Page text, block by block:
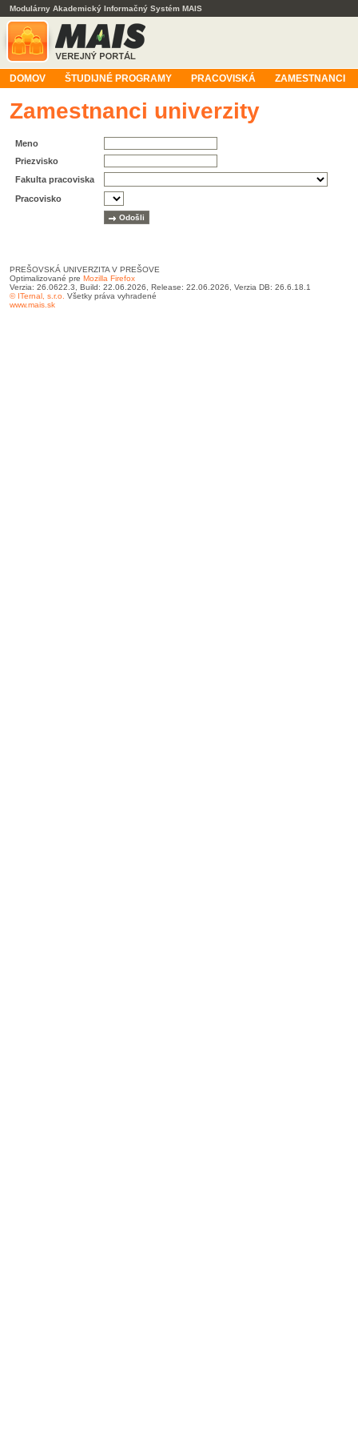
Modulárny Akademický Informačný Systém MAIS
DOMOV ŠTUDIJNÉ PROGRAMY PRACOVISKÁ ZAMESTNANCI
Zamestnanci univerzity
Meno
Priezvisko
Fakulta pracoviska
Pracovisko
PREŠOVSKÁ UNIVERZITA V PREŠOVE
Optimalizované pre Mozilla Firefox
Verzia: 26.0622.3, Build: 22.06.2026, Release: 22.06.2026, Verzia DB: 26.6.18.1
© ITernal, s.r.o. Všetky práva vyhradené
www.mais.sk